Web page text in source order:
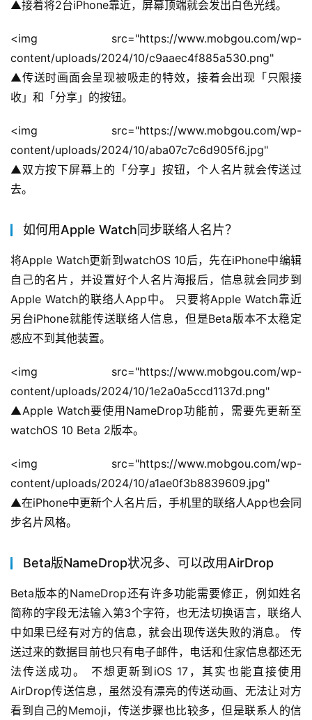
▲接着将2台iPhone靠近，屏幕顶端就会发出白色光线。
<img src="https://www.mobgou.com/wp-
content/uploads/2024/10/c9aaec4f885a530.png"
▲传送时画面会呈现被吸走的特效，接着会出现「只限接
收」和「分享」的按钮。
<img src="https://www.mobgou.com/wp-
content/uploads/2024/10/aba07c7c6d905f6.jpg"
▲双方按下屏幕上的「分享」按钮，个人名片就会传送过
去。
如何用Apple Watch同步联络人名片？
将Apple Watch更新到watchOS 10后，先在iPhone中编辑
自己的名片，并设置好个人名片海报后，信息就会同步到
Apple Watch的联络人App中。 只要将Apple Watch靠近
另台iPhone就能传送联络人信息，但是Beta版本不太稳定
感应不到其他装置。
<img src="https://www.mobgou.com/wp-
content/uploads/2024/10/1e2a0a5ccd1137d.png"
▲Apple Watch要使用NameDrop功能前，需要先更新至
watchOS 10 Beta 2版本。
<img src="https://www.mobgou.com/wp-
content/uploads/2024/10/a1ae0f3b8839609.jpg"
▲在iPhone中更新个人名片后，手机里的联络人App也会同
步名片风格。
Beta版NameDrop状况多、可以改用AirDrop
Beta版本的NameDrop还有许多功能需要修正，例如姓名
简称的字段无法输入第3个字符，也无法切换语言，联络人
中如果已经有对方的信息，就会出现传送失败的消息。 传
送过来的数据目前也只有电子邮件，电话和住家信息都还无
法传送成功。 不想更新到iOS 17，其实也能直接使用
AirDrop传送信息，虽然没有漂亮的传送动画、无法让对方
看到自己的Memoji，传送步骤也比较多，但是联系人的信